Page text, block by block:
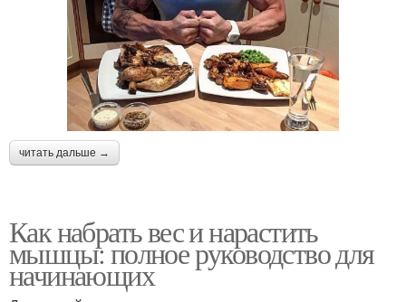
читать дальше →
Как набрать вес и нарастить
мышцы: полное руководство для
начинающих